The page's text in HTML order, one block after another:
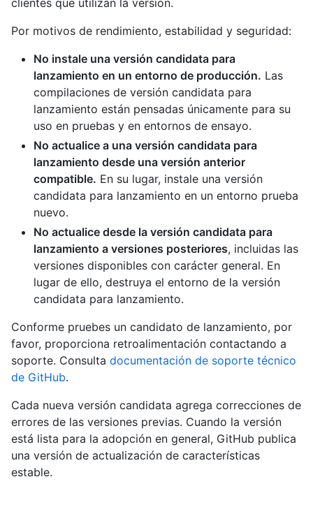
clientes que utilizan la versión.
Por motivos de rendimiento, estabilidad y seguridad:
No instale una versión candidata para
lanzamiento en un entorno de producción. Las
compilaciones de versión candidata para
lanzamiento están pensadas únicamente para su
uso en pruebas y en entornos de ensayo.
No actualice a una versión candidata para
lanzamiento desde una versión anterior
compatible. En su lugar, instale una versión
candidata para lanzamiento en un entorno prueba
nuevo.
No actualice desde la versión candidata para
lanzamiento a versiones posteriores, incluidas las
versiones disponibles con carácter general. En
lugar de ello, destruya el entorno de la versión
candidata para lanzamiento.
Conforme pruebes un candidato de lanzamiento, por
favor, proporciona retroalimentación contactando a
soporte. Consulta documentación de soporte técnico
de GitHub.
Cada nueva versión candidata agrega correcciones de
errores de las versiones previas. Cuando la versión
está lista para la adopción en general, GitHub publica
una versión de actualización de características
estable.